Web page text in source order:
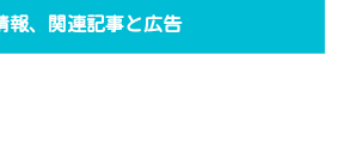
報、関連記事と広告